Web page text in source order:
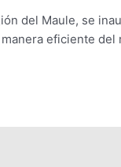
del Maule, se
eficiente del